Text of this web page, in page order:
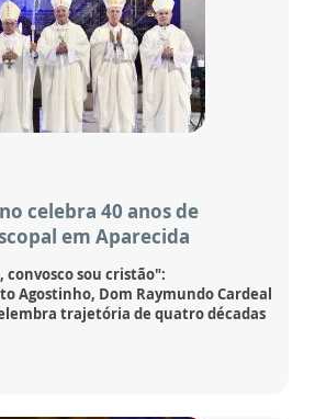
celebra 40 anos de
em Aparecida
convosco sou cristão":
Agostinho, Dom Raymundo Cardeal
trajetória de quatro décadas